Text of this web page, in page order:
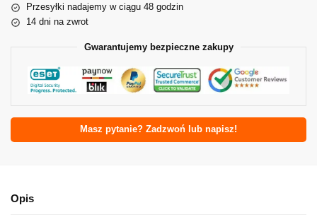
Przesyłki nadajemy w ciągu 48 godzin
14 dni na zwrot
Gwarantujemy bezpieczne zakupy
Masz pytanie? Zadzwoń lub napisz!
Opis